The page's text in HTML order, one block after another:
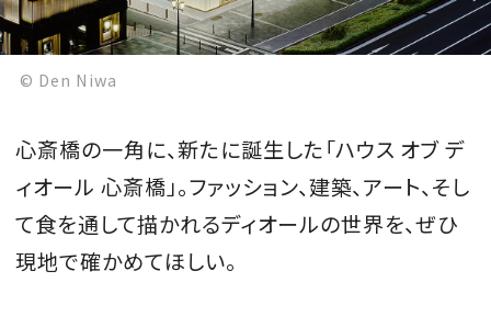
© Den Niwa
心斎橋の一角に、新たに誕生した「ハウス オブ デ
ィオール 心斎橋」。ファッション、建築、アート、そし
て食を通して描かれるディオールの世界を、ぜひ
現地で確かめてほしい。